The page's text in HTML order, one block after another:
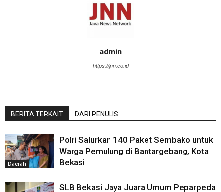
admin
https://jnn.co.id
BERITA TERKAIT DARI PENULIS
Daerah
Polri Salurkan 140 Paket Sembako untuk
Warga Pemulung di Bantargebang, Kota
Bekasi
SLB Bekasi Jaya Juara Umum Peparpeda